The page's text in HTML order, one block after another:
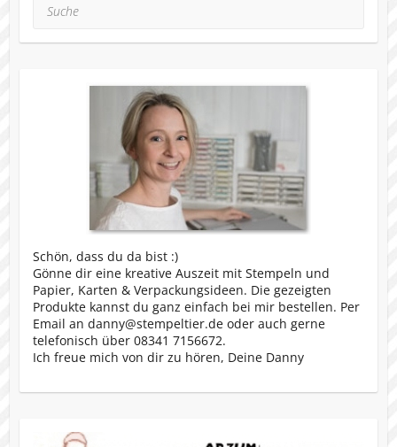
Schön, dass du da bist :)
Gönne dir eine kreative Auszeit mit Stempeln und
Papier, Karten & Verpackungsideen. Die gezeigten
Produkte kannst du ganz einfach bei mir bestellen. Per
Email an danny@stempeltier.de oder auch gerne
telefonisch über 08341 7156672.
Ich freue mich von dir zu hören, Deine Danny